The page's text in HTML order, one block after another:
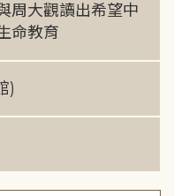
周大觀讀出希望中
命教育
)